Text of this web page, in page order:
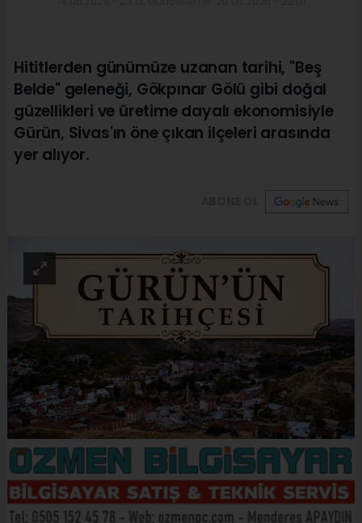
Hititlerden günümüze uzanan tarihi, "Beş
Belde" geleneği, Gökpınar Gölü gibi doğal
güzellikleri ve üretime dayalı ekonomisiyle
Gürün, Sivas'ın öne çıkan ilçeleri arasında
yer alıyor.